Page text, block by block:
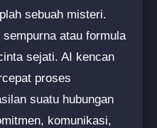
sebuah misteri.
atau formula
sejati. AI kencan
proses
suatu hubungan
komunikasi,